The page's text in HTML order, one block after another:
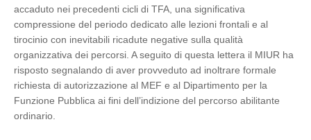
accaduto nei precedenti cicli di TFA, una significativa
compressione del periodo dedicato alle lezioni frontali e al
tirocinio con inevitabili ricadute negative sulla qualità
organizzativa dei percorsi. A seguito di questa lettera il MIUR ha
risposto segnalando di aver provveduto ad inoltrare formale
richiesta di autorizzazione al MEF e al Dipartimento per la
Funzione Pubblica ai fini dell’indizione del percorso abilitante
ordinario.